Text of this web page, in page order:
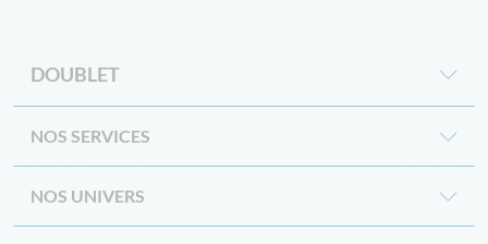
DOUBLET
NOS SERVICES
NOS UNIVERS